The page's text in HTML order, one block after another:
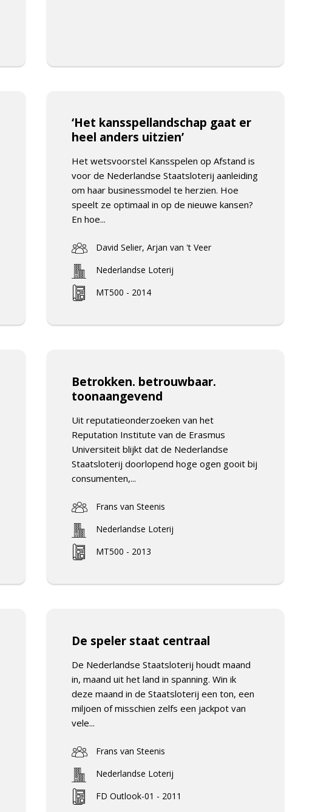
‘Het kansspellandschap gaat er
heel anders uitzien’
Het wetsvoorstel Kansspelen op Afstand is
voor de Nederlandse Staatsloterij aanleiding
om haar businessmodel te herzien. Hoe
speelt ze optimaal in op de nieuwe kansen?
En hoe...
David Selier, Arjan van 't Veer
Nederlandse Loterij
MT500 - 2014
Betrokken. betrouwbaar.
toonaangevend
Uit reputatieonderzoeken van het
Reputation Institute van de Erasmus
Universiteit blijkt dat de Nederlandse
Staatsloterij doorlopend hoge ogen gooit bij
consumenten,...
Frans van Steenis
Nederlandse Loterij
MT500 - 2013
De speler staat centraal
De Nederlandse Staatsloterij houdt maand
in, maand uit het land in spanning. Win ik
deze maand in de Staatsloterij een ton, een
miljoen of misschien zelfs een jackpot van
vele...
Frans van Steenis
Nederlandse Loterij
FD Outlook-01 - 2011